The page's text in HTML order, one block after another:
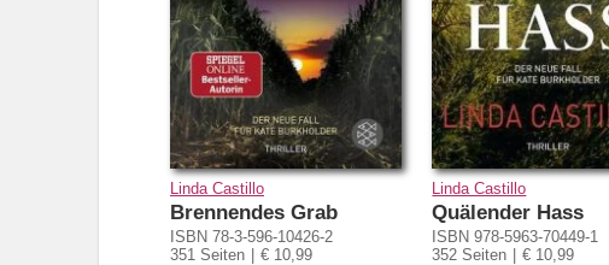
Linda Castillo
Brennendes Grab
ISBN 78-3-596-10426-2
351 Seiten
€ 10,99
Linda Castillo
Quälender Hass
ISBN 978-5963-70449-1
352 Seiten
€ 10,99